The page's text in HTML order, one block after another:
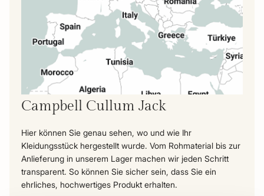
Campbell Cullum Jack
Hier können Sie genau sehen, wo und wie Ihr
Kleidungsstück hergestellt wurde. Vom Rohmaterial bis zur
Anlieferung in unserem Lager machen wir jeden Schritt
transparent. So können Sie sicher sein, dass Sie ein
ehrliches, hochwertiges Produkt erhalten.